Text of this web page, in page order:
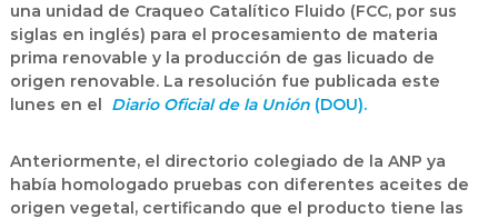
una unidad de Craqueo Catalítico Fluido (FCC, por sus
siglas en inglés) para el procesamiento de materia
prima renovable y la producción de gas licuado de
origen renovable. La resolución fue publicada este
lunes en el Diario Oficial de la Unión(DOU).
Anteriormente, el directorio colegiado de la ANP ya
había homologado pruebas con diferentes aceites de
origen vegetal, certificando que el producto tiene las